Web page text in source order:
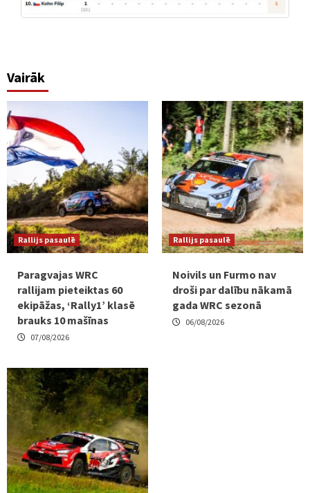
Vairāk
Rallijs pasaulē
Paragvajas WRC
rallijam pieteiktas 60
ekipāžas, ‘Rally1’ klasē
brauks 10 mašīnas
07/08/2026
Rallijs pasaulē
Noivils un Furmo nav
droši par dalību nākamā
gada WRC sezonā
06/08/2026